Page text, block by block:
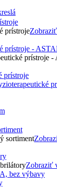
prístroje
prístroje -
prístroje -
sortiment
Zobraziť